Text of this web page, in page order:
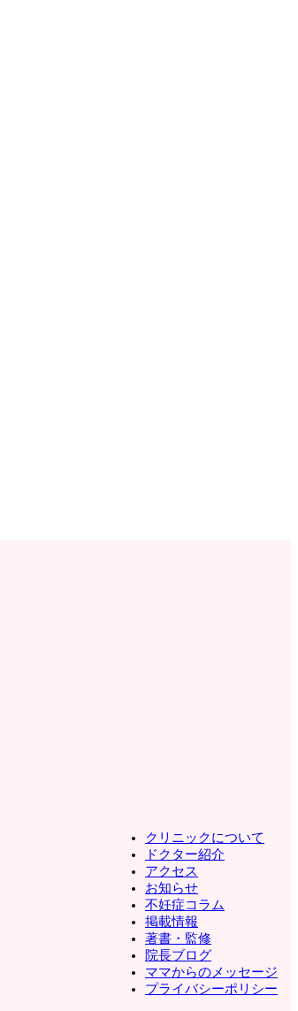
クリニックについて
ドクター紹介
アクセス
お知らせ
不妊症コラム
掲載情報
著書・監修
院長ブログ
ママからのメッセージ
プライバシーポリシー